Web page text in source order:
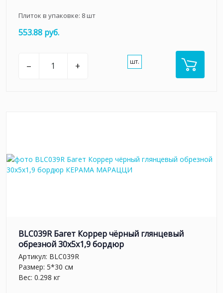
Плиток в упаковке: 8шт
553.88 руб.
– + шт.
BLC039R Багет Коррер чёрный глянцевый
обрезной 30x5x1,9 бордюр
Артикул: BLC039R
Размер: 5*30 см
Вес: 0.298 кг